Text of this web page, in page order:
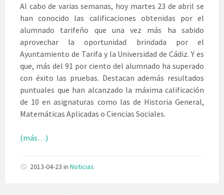
Al cabo de varias semanas, hoy martes 23 de abril se
han conocido las calificaciones obtenidas por el
alumnado tarifeño que una vez más ha sabido
aprovechar la oportunidad brindada por el
Ayuntamiento de Tarifa y la Universidad de Cádiz. Y es
que, más del 91 por ciento del alumnado ha superado
con éxito las pruebas. Destacan además resultados
puntuales que han alcanzado la máxima calificación
de 10 en asignaturas como las de Historia General,
Matemáticas Aplicadas o Ciencias Sociales.
(más…)
2013-04-23 in Noticias